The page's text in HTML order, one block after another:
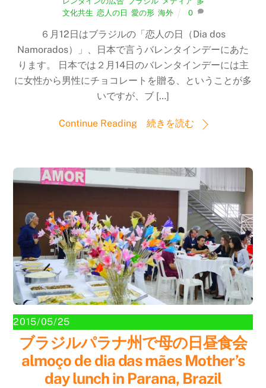
文化共生 恋人の日 愛の形, 海外 0
６月12日はブラジルの「恋人の日（Dia dos
Namorados）」、日本で言うバレンタインデーにあた
ります。 日本では２月14日のバレンタインデーには主
に女性から男性にチョコレートを贈る、ということが多
いですが、ブ […]
Continue Reading 続きを読む
2015/05/25
ブラジルパラナ州で母の日昼食会
almoço de dia das mães Mother’s
day lunch in Parana, Brazil